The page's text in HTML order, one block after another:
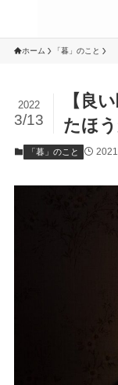
ホーム 「暮」のこと
【良
たほ
2022
3/13
「暮」のこと